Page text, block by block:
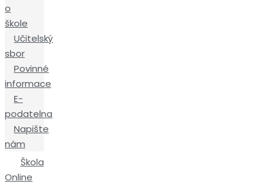
o
škole
Učitelský
sbor
Povinné
informace
E-
podatelna
Napište
nám
Škola
Online